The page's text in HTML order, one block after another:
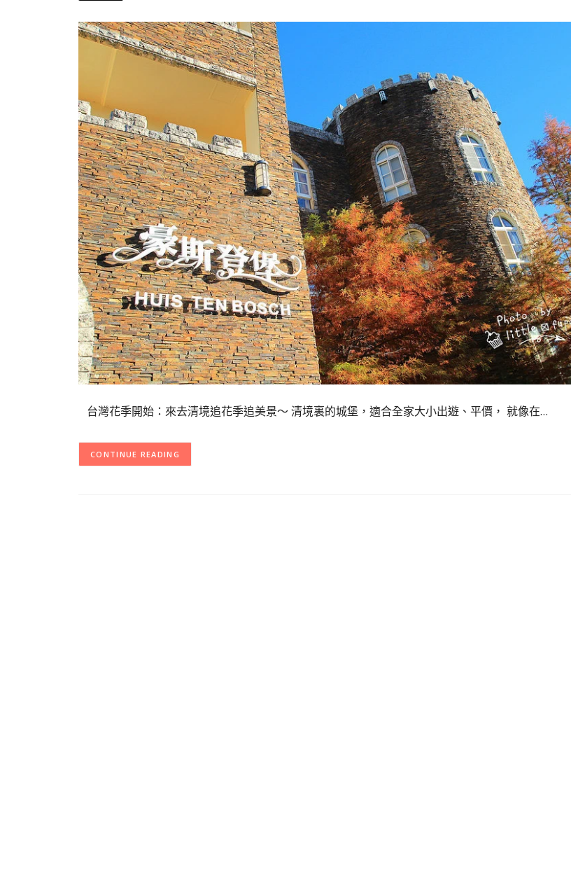
台灣花季開始：來去清境追花季追美景～ 清境裏的城堡，適合全家大小出遊、平價， 就像在…
CONTINUE READING